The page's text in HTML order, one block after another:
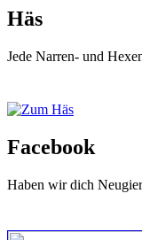
Häs
Jede Narren- und
Facebook
Haben wir dich